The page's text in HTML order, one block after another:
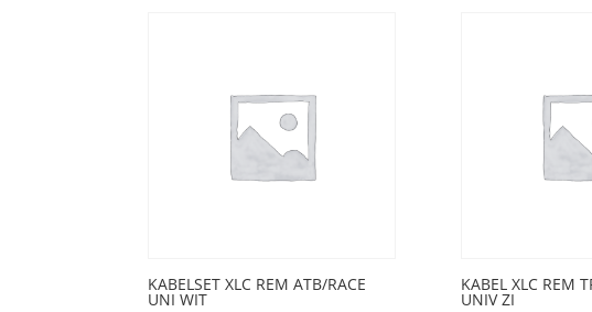
KABELSET XLC REM ATB/RACE
UNI WIT
KABEL XLC REM
UNIV ZI